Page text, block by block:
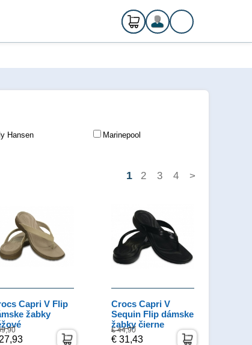
0ks
€ 0,00
Registrácia
Prihlásenie
Hansen
Marinepool
1 2 3 4 >
Capri V Flip
žabky
Crocs Capri V
Sequin Flip dámske
žabky čierne
€ 44,90
€ 31,43